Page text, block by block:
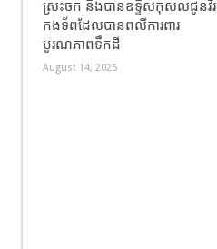
ស្រះចក និងបានឧទ្ទិសកុសលជូនវីរ
កងទ័ពដែលបានពលីការពារ
បូរណភាពទឹកដី
August 14, 2025